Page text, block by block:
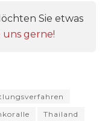
Sie etwas
uns gerne!
Thailand